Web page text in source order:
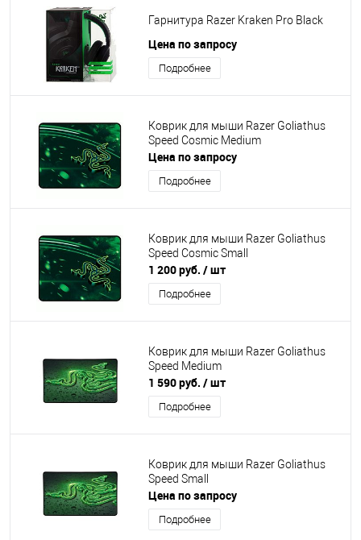
Гарнитура Razer Kraken Pro Black
Цена по запросу
Подробнее
Коврик для мыши Razer Goliathus
Speed Cosmic Medium
Цена по запросу
Подробнее
Коврик для мыши Razer Goliathus
Speed Cosmic Small
1 200 руб. / шт
Подробнее
Коврик для мыши Razer Goliathus
Speed Medium
1 590 руб. / шт
Подробнее
Коврик для мыши Razer Goliathus
Speed Small
Цена по запросу
Подробнее